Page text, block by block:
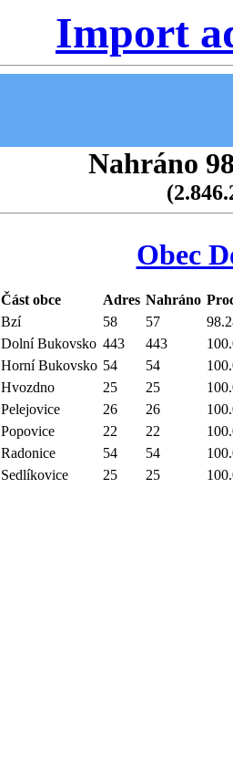
Import
Nahráno
Obec
Část obce Adres Nahráno
Bzí
58 57
Dolní Bukovsko 443 443
Horní Bukovsko 54 54
Hvozdno
25 25
Pelejovice
26 26
Popovice
22 22
Radonice
54 54
Sedlíkovice
25 25